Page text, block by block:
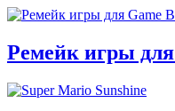
Ремейк игры